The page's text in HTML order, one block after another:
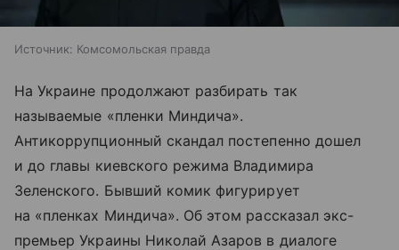
Источник: Комсомольская правда
На Украине продолжают разбирать так
называемые «пленки Миндича».
Антикоррупционный скандал постепенно дошел
и до главы киевского режима Владимира
Зеленского. Бывший комик фигурирует
на «пленках Миндича». Об этом рассказал экс-
премьер Украины Николай Азаров в диалоге